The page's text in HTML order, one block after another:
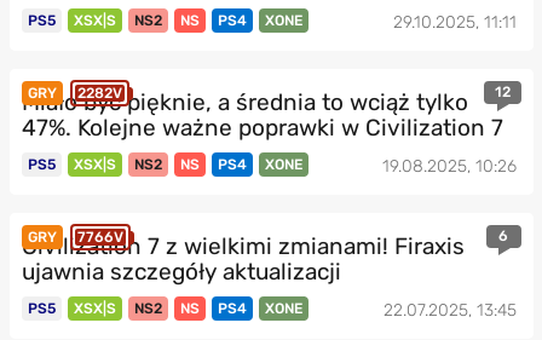
PS5 XSX|S NS2 NS PS4 XONE 29.10.2025, 11:11
GRY 2282V 12
Miało być pięknie, a średnia to wciąż tylko
47%. Kolejne ważne poprawki w Civilization 7
PS5 XSX|S NS2 NS PS4 XONE 19.08.2025, 10:26
GRY 7766V 6
Civilization 7 z wielkimi zmianami! Firaxis
ujawnia szczegóły aktualizacji
PS5 XSX|S NS2 NS PS4 XONE 22.07.2025, 13:45